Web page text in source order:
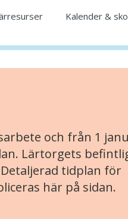
Kalender &
och från 1
Lärtorgets
tidplan för
här på sidan.